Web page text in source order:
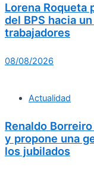
Lorena Roqueta
del BPS hacia
trabajadores
08/08/2026
Actualidad
Renaldo
y propone una
los jubilados